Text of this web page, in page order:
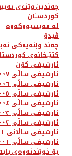
چەندین وێنەی
کوردستان
لە فەیسبووکەوە
ڤیدۆ
چەند وێنەیەکی
کتێبخانەی
ئارشیفی کۆن
ئارشیفی ساڵی ٢٠٠٧
ئارشیفی ساڵی ٢٠٠٦
ئارشیفی ساڵی ٢٠٠٥
ئارشیفی ساڵی ٢٠٠٤
ئارشیفی ساڵی ٢٠٠٣
ئارشیفی ساڵی ٢٠٠٢
ئارشیفی ساڵانی ٢٠٠١ تا ٢٠٠٦
ئارشیفی ساڵی ٢٠٠١
بۆ خوێندنەوەی